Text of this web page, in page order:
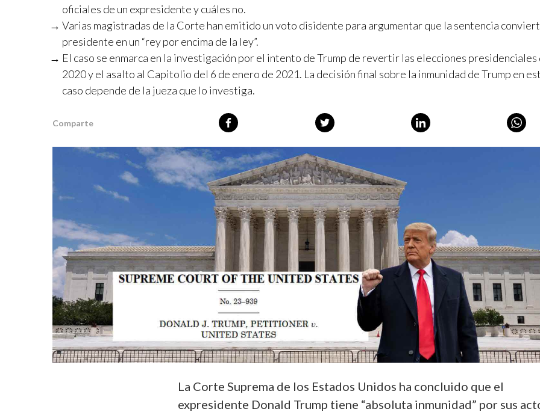
oficiales de un expresidente y cuáles no.
Varias magistradas de la Corte han emitido un voto disidente para argumentar que la sentencia
presidente en un “rey por encima de la ley”.
El caso se enmarca en la investigación por el intento de Trump de revertir las elecciones presidenciales
2020 y el asalto al Capitolio del 6 de enero de 2021. La decisión final sobre la inmunidad de Trump en
caso depende de la jueza que lo investiga.
Comparte
La Corte Suprema de los Estados Unidos ha concluido que el
expresidente Donald Trump tiene “absoluta inmunidad” por sus